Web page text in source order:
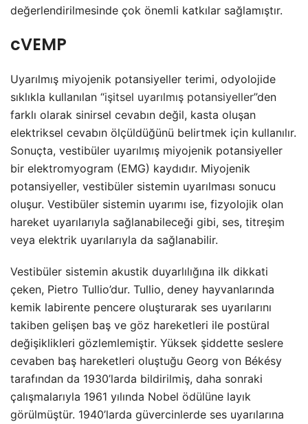
değerlendirilmesinde çok önemli katkılar sağlamıştır.
cVEMP
Uyarılmış miyojenik potansiyeller terimi, odyolojide
sıklıkla kullanılan “işitsel uyarılmış potansiyeller”den
farklı olarak sinirsel cevabın değil, kasta oluşan
elektriksel cevabın ölçüldüğünü belirtmek için kullanılır.
Sonuçta, vestibüler uyarılmış miyojenik potansiyeller
bir elektromyogram (EMG) kaydıdır. Miyojenik
potansiyeller, vestibüler sistemin uyarılması sonucu
oluşur. Vestibüler sistemin uyarımı ise, fizyolojik olan
hareket uyarılarıyla sağlanabileceği gibi, ses, titreşim
veya elektrik uyarılarıyla da sağlanabilir.
Vestibüler sistemin akustik duyarlılığına ilk dikkati
çeken, Pietro Tullio’dur. Tullio, deney hayvanlarında
kemik labirente pencere oluşturarak ses uyarılarını
takiben gelişen baş ve göz hareketleri ile postüral
değişiklikleri gözlemlemiştir. Yüksek şiddette seslere
cevaben baş hareketleri oluştuğu Georg von Békésy
tarafından da 1930’larda bildirilmiş, daha sonraki
çalışmalarıyla 1961 yılında Nobel ödülüne layık
görülmüştür. 1940’larda güvercinlerde ses uyarılarına